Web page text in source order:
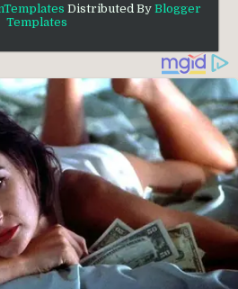
Distributed By Blogger
Templates